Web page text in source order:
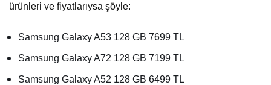
ürünleri ve fiyatlarıysa şöyle:
Samsung Galaxy A53 128 GB 7699 TL
Samsung Galaxy A72 128 GB 7199 TL
Samsung Galaxy A52 128 GB 6499 TL